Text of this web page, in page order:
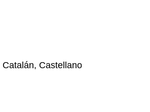
Catalán, Castellano